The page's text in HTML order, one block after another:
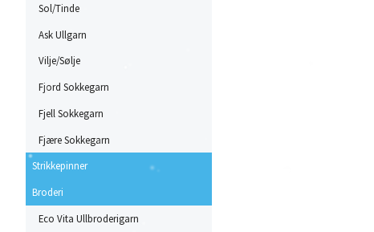
Sol/Tinde
Ask Ullgarn
Vilje/Sølje
Fjord Sokkegarn
Fjell Sokkegarn
Fjære Sokkegarn
Strikkepinner
Broderi
Eco Vita Ullbroderigarn